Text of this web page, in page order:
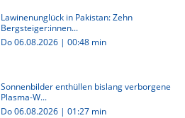
Lawinenunglück in Pakistan: Zehn
Bergsteiger:innen...
Do 06.08.2026 | 00:48 min
Sonnenbilder enthüllen bislang verborgene
Plasma-W...
Do 06.08.2026 | 01:27 min